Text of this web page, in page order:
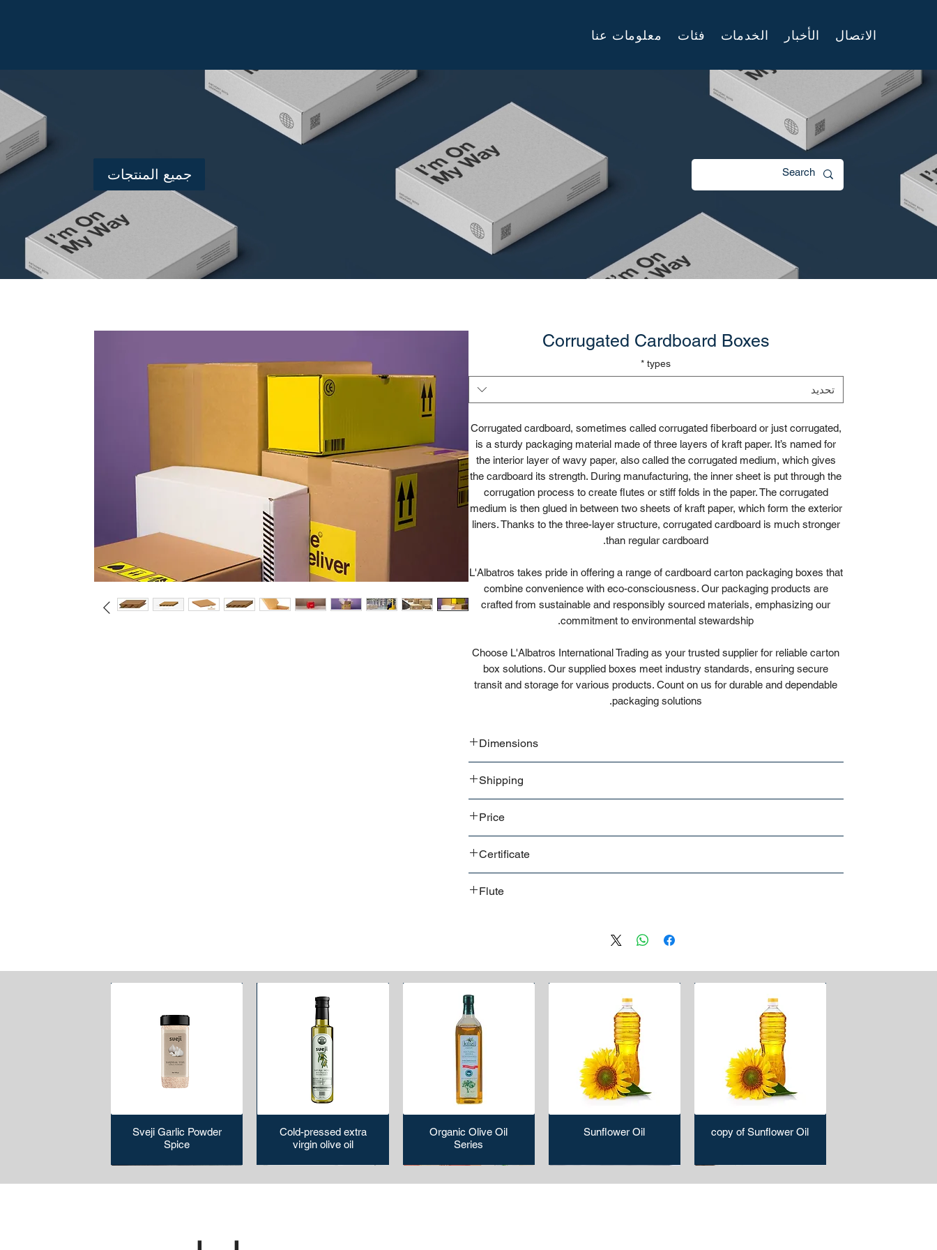
معلومات عنا فئات الخدمات الأخبار الاتصال
Corrugated Cardboard Boxes
types
*
تحديد
Corrugated cardboard, sometimes called corrugated fiberboard or just corrugated,
is a sturdy packaging material made of three layers of kraft paper. It’s named for
the interior layer of wavy paper, also called the corrugated medium, which gives
the cardboard its strength. During manufacturing, the inner sheet is put through the
corrugation process to create flutes or stiff folds in the paper. The corrugated
medium is then glued in between two sheets of kraft paper, which form the exterior
liners. Thanks to the three-layer structure, corrugated cardboard is much stronger
than regular cardboard.
L'Albatros takes pride in offering a range of cardboard carton packaging boxes that
combine convenience with eco-consciousness. Our packaging products are
crafted from sustainable and responsibly sourced materials, emphasizing our
commitment to environmental stewardship.
Choose L'Albatros International Trading as your trusted supplier for reliable carton
box solutions. Our supplied boxes meet industry standards, ensuring secure
transit and storage for various products. Count on us for durable and dependable
packaging solutions.
Dimensions
Customizable
Shipping
Pallet shipment
Worldwide shipment
Price
Certificate
ISOFlute
copy of Sunflower Oil
Sunflower Oil
Organic Olive Oil
Series
Cold-pressed extra
virgin olive oil
Sveji Garlic Powder
Spice
جميع المنتجات